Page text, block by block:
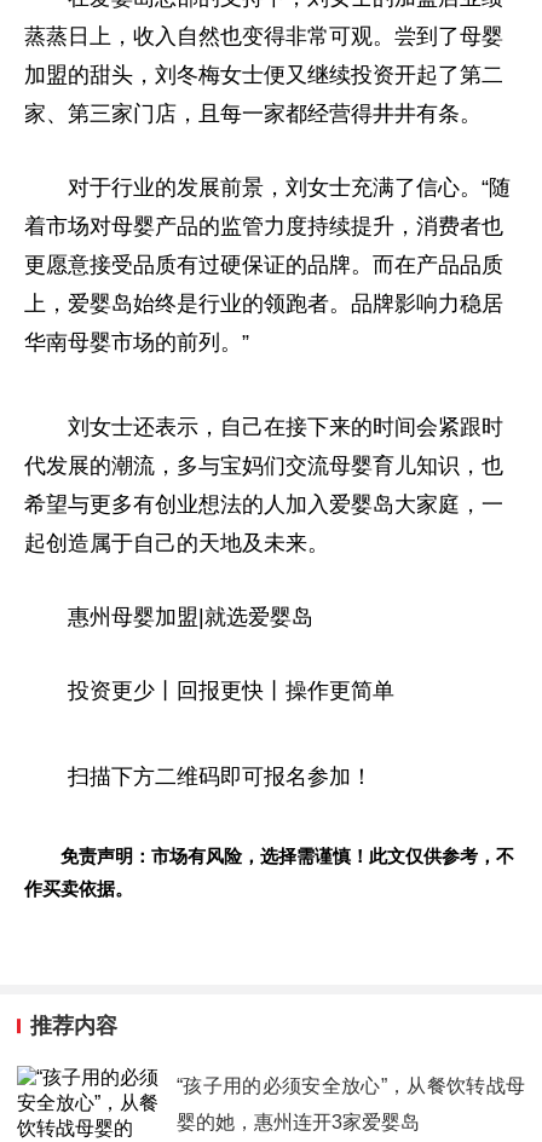
蒸蒸日上，收入自然也变得非常可观。尝到了母婴
加盟的甜头，刘冬梅女士便又继续投资开起了第二
家、第三家门店，且每一家都经营得井井有条。
对于行业的发展前景，刘女士充满了信心。“随
着市场对母婴产品的监管力度持续提升，消费者也
更愿意接受品质有过硬保证的品牌。而在产品品质
上，爱婴岛始终是行业的领跑者。品牌影响力稳居
华南母婴市场的前列。”
刘女士还表示，自己在接下来的时间会紧跟时
代发展的潮流，多与宝妈们交流母婴育儿知识，也
希望与更多有创业想法的人加入爱婴岛大家庭，一
起创造属于自己的天地及未来。
惠州母婴加盟|就选爱婴岛
投资更少丨回报更快丨操作更简单
扫描下方二维码即可报名参加！
免责声明：市场有风险，选择需谨慎！此文仅供参考，不
作买卖依据。
推荐内容
“孩子用的必须安全放心”，从餐饮转战母
婴的她，惠州连开3家爱婴岛